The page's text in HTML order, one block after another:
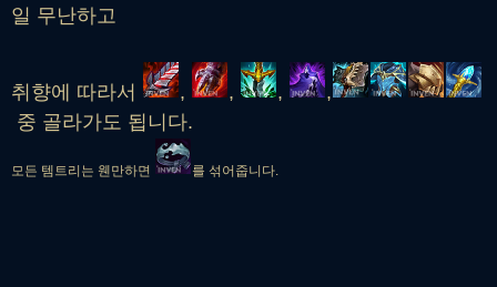
일 무난하고
취향에 따라서 , , ,
,
중 골라가도 됩니다.
모든 템트리는 웬만하면 를 섞어줍니다.